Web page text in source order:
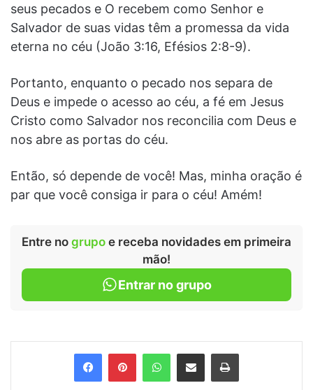
seus pecados e O recebem como Senhor e
Salvador de suas vidas têm a promessa da vida
eterna no céu (João 3:16, Efésios 2:8-9).
Portanto, enquanto o pecado nos separa de
Deus e impede o acesso ao céu, a fé em Jesus
Cristo como Salvador nos reconcilia com Deus e
nos abre as portas do céu.
Então, só depende de você! Mas, minha oração é
par que você consiga ir para o céu! Amém!
Entre no grupo e receba novidades em primeira
mão!
Entrar no grupo
FacebookPinterestWhatsApp
Compartilhar via e-mail Imprimir